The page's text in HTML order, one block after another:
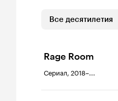
Все десятилетия
Rage Room
Сериал, 2018–...